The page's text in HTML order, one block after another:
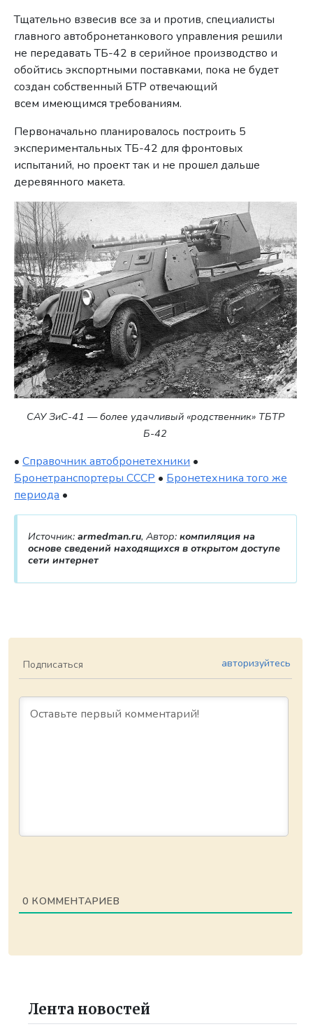
Тщательно взвесив все за и против, специалисты
главного автобронетанкового управления решили
не передавать ТБ-42 в серийное производство и
обойтись экспортными поставками, пока не будет
создан собственный БТР отвечающий
всем имеющимся требованиям.
Первоначально планировалось построить 5
экспериментальных ТБ-42 для фронтовых
испытаний, но проект так и не прошел дальше
деревянного макета.
САУ ЗиС-41 — более удачливый «родственник» ТБТР
Б-42
•Справочник автобронетехники •
Бронетранспортеры СССР • Бронетехника того же
периода •
Источник: armedman.ru, Автор: компиляция на
основе сведений находящихся в открытом доступе
сети интернет
Подписаться авторизуйтесь
0 КОММЕНТАРИЕВ
Лента новостей